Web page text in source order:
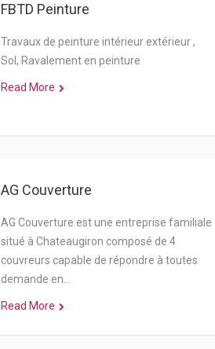
FBTD Peinture
Travaux de peinture intérieur extérieur ,
Sol, Ravalement en peinture
Read More
AG Couverture
AG Couverture est une entreprise familiale
situé à Chateaugiron composé de 4
couvreurs capable de répondre à toutes
demande en…
Read More